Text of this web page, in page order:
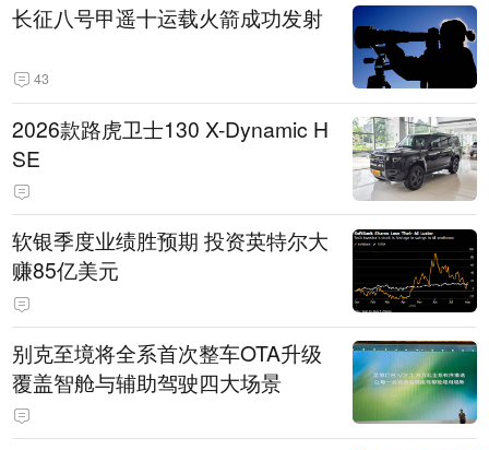
长征八号甲遥十运载火箭成功发射
43
2026款路虎卫士130 X-Dynamic H
SE
软银季度业绩胜预期 投资英特尔大
赚85亿美元
别克至境将全系首次整车OTA升级
覆盖智舱与辅助驾驶四大场景